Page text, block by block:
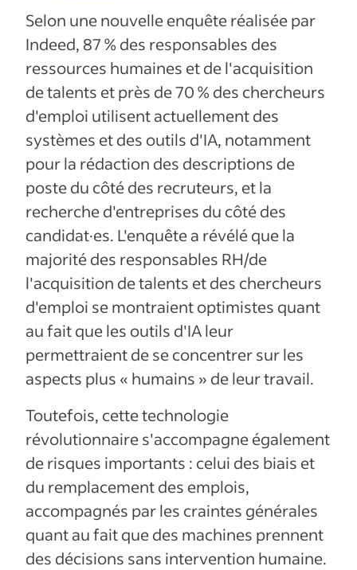
Selon une nouvelle enquête réalisée par
Indeed, 87 % des responsables des
ressources humaines et de l'acquisition
de talents et près de 70 % des chercheurs
d'emploi utilisent actuellement des
systèmes et des outils d'IA, notamment
pour la rédaction des descriptions de
poste du côté des recruteurs, et la
recherche d'entreprises du côté des
candidat·es. L'enquête a révélé que la
majorité des responsables RH/de
l'acquisition de talents et des chercheurs
d'emploi se montraient optimistes quant
au fait que les outils d'IA leur
permettraient de se concentrer sur les
aspects plus « humains » de leur travail.
Toutefois, cette technologie
révolutionnaire s'accompagne également
de risques importants : celui des biais et
du remplacement des emplois,
accompagnés par les craintes générales
quant au fait que des machines prennent
des décisions sans intervention humaine.